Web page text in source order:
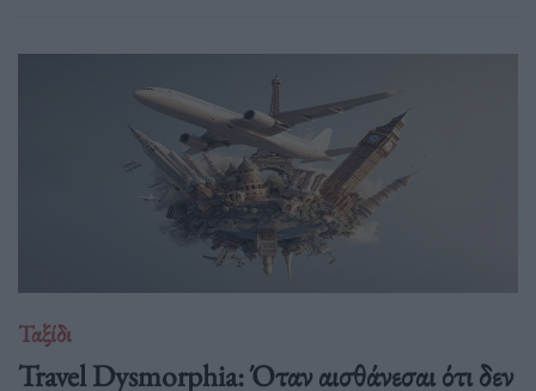
Ταξίδι
Travel Dysmorphia: Όταν αισθάνεσαι ότι δεν